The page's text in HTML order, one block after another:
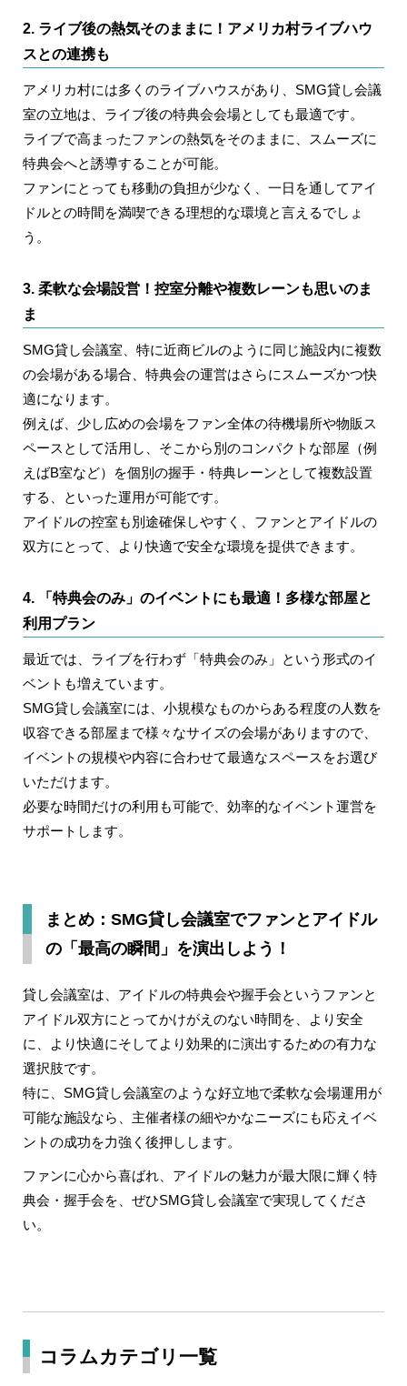
2. ライブ後の熱気そのままに！アメリカ村ライブハウ
スとの連携も
アメリカ村には多くのライブハウスがあり、SMG貸し会議
室の立地は、ライブ後の特典会会場としても最適です。
ライブで高まったファンの熱気をそのままに、スムーズに
特典会へと誘導することが可能。
ファンにとっても移動の負担が少なく、一日を通してアイ
ドルとの時間を満喫できる理想的な環境と言えるでしょ
う。
3. 柔軟な会場設営！控室分離や複数レーンも思いのま
ま
SMG貸し会議室、特に近商ビルのように同じ施設内に複数
の会場がある場合、特典会の運営はさらにスムーズかつ快
適になります。
例えば、少し広めの会場をファン全体の待機場所や物販ス
ペースとして活用し、そこから別のコンパクトな部屋（例
えばB室など）を個別の握手・特典レーンとして複数設置
する、といった運用が可能です。
アイドルの控室も別途確保しやすく、ファンとアイドルの
双方にとって、より快適で安全な環境を提供できます。
4. 「特典会のみ」のイベントにも最適！多様な部屋と
利用プラン
最近では、ライブを行わず「特典会のみ」という形式のイ
ベントも増えています。
SMG貸し会議室には、小規模なものからある程度の人数を
収容できる部屋まで様々なサイズの会場がありますので、
イベントの規模や内容に合わせて最適なスペースをお選び
いただけます。
必要な時間だけの利用も可能で、効率的なイベント運営を
サポートします。
まとめ：SMG貸し会議室でファンとアイドル
の「最高の瞬間」を演出しよう！
貸し会議室は、アイドルの特典会や握手会というファンと
アイドル双方にとってかけがえのない時間を、より安全
に、より快適にそしてより効果的に演出するための有力な
選択肢です。
特に、SMG貸し会議室のような好立地で柔軟な会場運用が
可能な施設なら、主催者様の細やかなニーズにも応えイベ
ントの成功を力強く後押しします。
ファンに心から喜ばれ、アイドルの魅力が最大限に輝く特
典会・握手会を、ぜひSMG貸し会議室で実現してくださ
い。
コラムカテゴリ一覧